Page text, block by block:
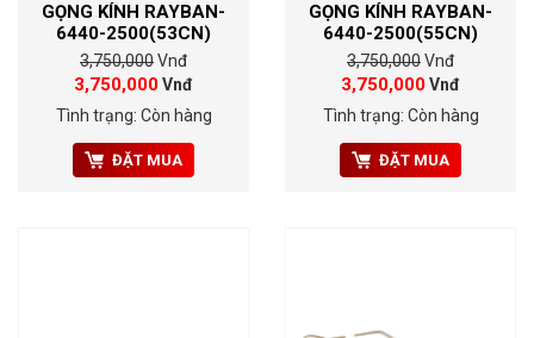
GỌNG KÍNH RAYBAN-
6440-2500(53CN)
3,750,000Vnđ
3,750,000Vnđ
Tình trạng: Còn hàng
ĐẶT MUA
GỌNG KÍNH RAYBAN-
6440-2500(55CN)
3,750,000Vnđ
3,750,000Vnđ
Tình trạng: Còn hàng
ĐẶT MUA